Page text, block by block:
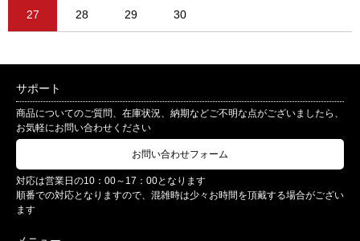
27 28 29 30
サポート
商品についてのご質問、在庫状況、納期などご不明な点がございましたら、
お気軽にお問い合わせください
お問い合わせフォーム
対応は営業日の10：00～17：00となります
順番での対応となりますので、混雑時は少々お時間を頂戴する場合がござい
ます